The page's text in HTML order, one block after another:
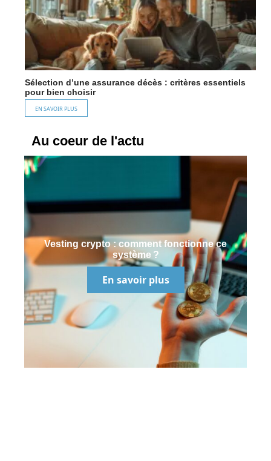
Sélection d’une assurance décès : critères essentiels
pour bien choisir
EN SAVOIR PLUS
Au coeur de l'actu
Vesting crypto : comment fonctionne ce
système ?
En savoir plus